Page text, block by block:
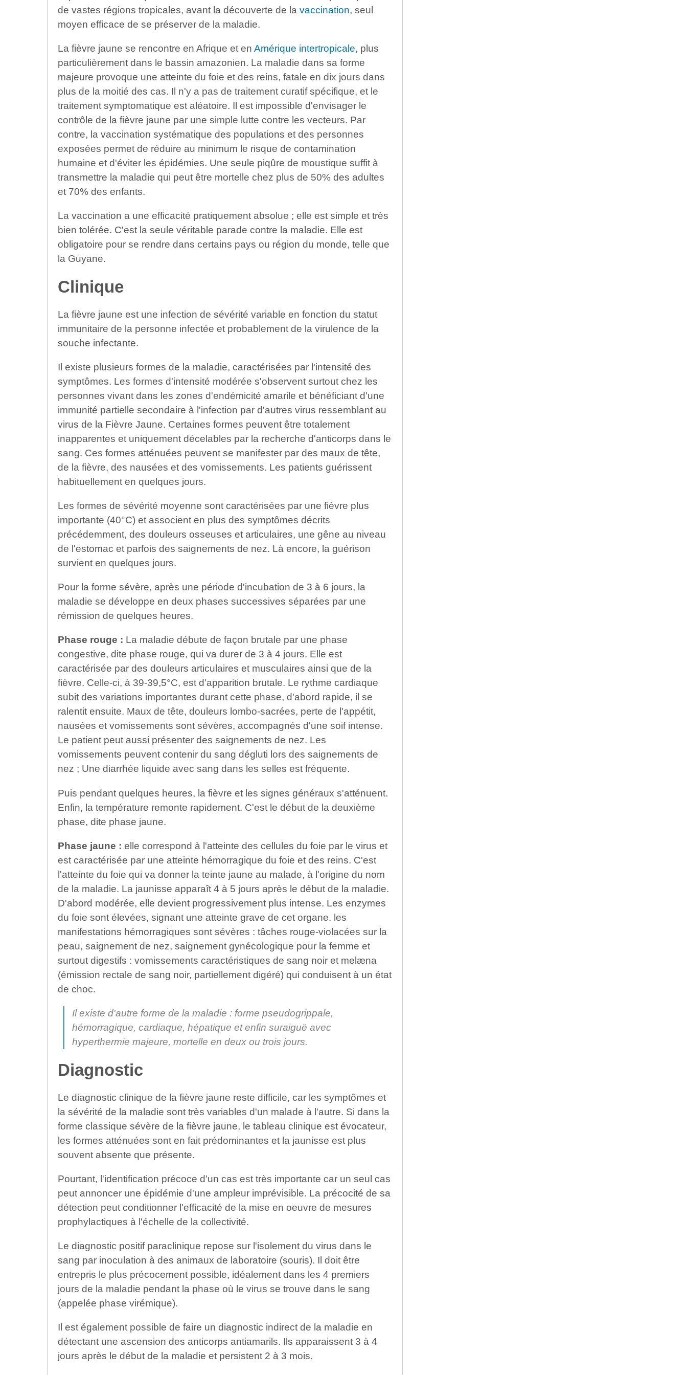
de vastes régions tropicales, avant la découverte de la vaccination, seul
moyen efficace de se préserver de la maladie.
La fièvre jaune se rencontre en Afrique et en Amérique intertropicale, plus
particulièrement dans le bassin amazonien. La maladie dans sa forme
majeure provoque une atteinte du foie et des reins, fatale en dix jours dans
plus de la moitié des cas. Il n'y a pas de traitement curatif spécifique, et le
traitement symptomatique est aléatoire. Il est impossible d'envisager le
contrôle de la fièvre jaune par une simple lutte contre les vecteurs. Par
contre, la vaccination systématique des populations et des personnes
exposées permet de réduire au minimum le risque de contamination
humaine et d'éviter les épidémies. Une seule piqûre de moustique suffit à
transmettre la maladie qui peut être mortelle chez plus de 50% des adultes
et 70% des enfants.
La vaccination a une efficacité pratiquement absolue ; elle est simple et très
bien tolérée. C'est la seule véritable parade contre la maladie. Elle est
obligatoire pour se rendre dans certains pays ou région du monde, telle que
la Guyane.
Clinique
La fièvre jaune est une infection de sévérité variable en fonction du statut
immunitaire de la personne infectée et probablement de la virulence de la
souche infectante.
Il existe plusieurs formes de la maladie, caractérisées par l'intensité des
symptômes. Les formes d'intensité modérée s'observent surtout chez les
personnes vivant dans les zones d'endémicité amarile et bénéficiant d'une
immunité partielle secondaire à l'infection par d'autres virus ressemblant au
virus de la Fièvre Jaune. Certaines formes peuvent être totalement
inapparentes et uniquement décelables par la recherche d'anticorps dans le
sang. Ces formes atténuées peuvent se manifester par des maux de tête,
de la fièvre, des nausées et des vomissements. Les patients guérissent
habituellement en quelques jours.
Les formes de sévérité moyenne sont caractérisées par une fièvre plus
importante (40°C) et associent en plus des symptômes décrits
précédemment, des douleurs osseuses et articulaires, une gêne au niveau
de l'estomac et parfois des saignements de nez. Là encore, la guérison
survient en quelques jours.
Pour la forme sévère, après une période d'incubation de 3 à 6 jours, la
maladie se développe en deux phases successives séparées par une
rémission de quelques heures.
Phase rouge : La maladie débute de façon brutale par une phase
congestive, dite phase rouge, qui va durer de 3 à 4 jours. Elle est
caractérisée par des douleurs articulaires et musculaires ainsi que de la
fièvre. Celle-ci, à 39-39,5°C, est d'apparition brutale. Le rythme cardiaque
subit des variations importantes durant cette phase, d'abord rapide, il se
ralentit ensuite. Maux de tête, douleurs lombo-sacrées, perte de l'appétit,
nausées et vomissements sont sévères, accompagnés d'une soif intense.
Le patient peut aussi présenter des saignements de nez. Les
vomissements peuvent contenir du sang dégluti lors des saignements de
nez ; Une diarrhée liquide avec sang dans les selles est fréquente.
Puis pendant quelques heures, la fièvre et les signes généraux s'atténuent.
Enfin, la température remonte rapidement. C'est le début de la deuxième
phase, dite phase jaune.
Phase jaune : elle correspond à l'atteinte des cellules du foie par le virus et
est caractérisée par une atteinte hémorragique du foie et des reins. C'est
l'atteinte du foie qui va donner la teinte jaune au malade, à l'origine du nom
de la maladie. La jaunisse apparaît 4 à 5 jours après le début de la maladie.
D'abord modérée, elle devient progressivement plus intense. Les enzymes
du foie sont élevées, signant une atteinte grave de cet organe. les
manifestations hémorragiques sont sévères : tâches rouge-violacées sur la
peau, saignement de nez, saignement gynécologique pour la femme et
surtout digestifs : vomissements caractéristiques de sang noir et melæna
(émission rectale de sang noir, partiellement digéré) qui conduisent à un état
de choc.
Il existe d'autre forme de la maladie : forme pseudogrippale,
hémorragique, cardiaque, hépatique et enfin suraiguë avec
hyperthermie majeure, mortelle en deux ou trois jours.
Diagnostic
Le diagnostic clinique de la fièvre jaune reste difficile, car les symptômes et
la sévérité de la maladie sont très variables d'un malade à l'autre. Si dans la
forme classique sévère de la fièvre jaune, le tableau clinique est évocateur,
les formes atténuées sont en fait prédominantes et la jaunisse est plus
souvent absente que présente.
Pourtant, l'identification précoce d'un cas est très importante car un seul cas
peut annoncer une épidémie d'une ampleur imprévisible. La précocité de sa
détection peut conditionner l'efficacité de la mise en oeuvre de mesures
prophylactiques à l'échelle de la collectivité.
Le diagnostic positif paraclinique repose sur l'isolement du virus dans le
sang par inoculation à des animaux de laboratoire (souris). Il doit être
entrepris le plus précocement possible, idéalement dans les 4 premiers
jours de la maladie pendant la phase où le virus se trouve dans le sang
(appelée phase virémique).
Il est également possible de faire un diagnostic indirect de la maladie en
détectant une ascension des anticorps antiamarils. Ils apparaissent 3 à 4
jours après le début de la maladie et persistent 2 à 3 mois.